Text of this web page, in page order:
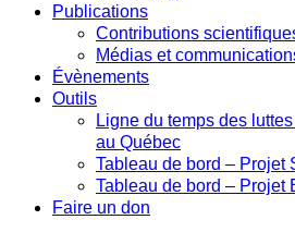
Publications
Contributions
Médias et
Évènements
Outils
Ligne du temps des
au Québec
Tableau de bord – Projet
Tableau de bord – Projet
Faire un don